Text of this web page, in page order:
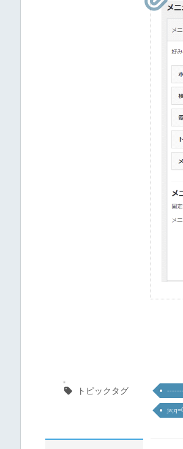
トピックタグ